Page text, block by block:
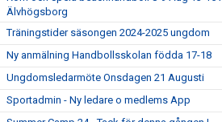
Älvhögsborg
Träningstider säsongen 2024-2025 ungdom
Ny anmälning Handbollsskolan födda 17-18
Ungdomsledarmöte Onsdagen 21 Augusti
Sportadmin - Ny ledare o medlems App